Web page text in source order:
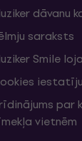
dāvanu
saraksts
Smile
par
vietnēm